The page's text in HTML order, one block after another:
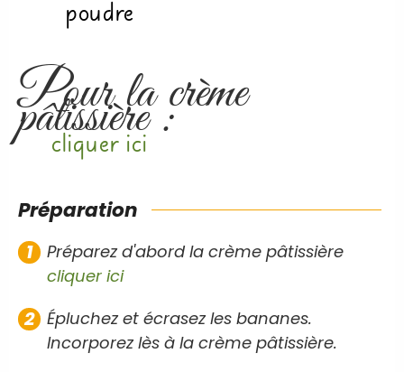
poudre
Pour la crème
pâtissière :
cliquer ici
Préparation
Préparez d'abord la crème pâtissière
cliquer ici
Épluchez et écrasez les bananes.
Incorporez lès à la crème pâtissière.